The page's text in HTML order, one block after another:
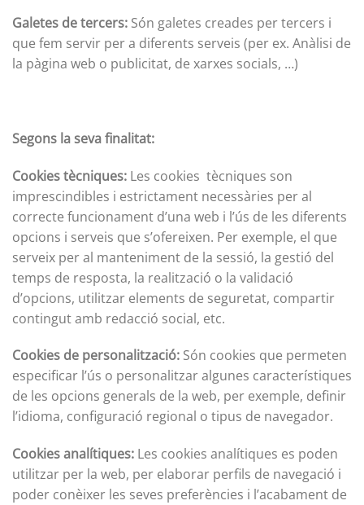
Galetes de tercers: Són galetes creades per tercers i
que fem servir per a diferents serveis (per ex. Anàlisi de
la pàgina web o publicitat, de xarxes socials, …)
Segons la seva finalitat:
Cookies tècniques: Les cookies tècniques son
imprescindibles i estrictament necessàries per al
correcte funcionament d’una web i l’ús de les diferents
opcions i serveis que s’ofereixen. Per exemple, el que
serveix per al manteniment de la sessió, la gestió del
temps de resposta, la realització o la validació
d’opcions, utilitzar elements de seguretat, compartir
contingut amb redacció social, etc.
Cookies de personalització: Són cookies que permeten
especificar l’ús o personalitzar algunes característiques
de les opcions generals de la web, per exemple, definir
l’idioma, configuració regional o tipus de navegador.
Cookies analítiques: Les cookies analítiques es poden
utilitzar per la web, per elaborar perfils de navegació i
poder conèixer les seves preferències i l’acabament de